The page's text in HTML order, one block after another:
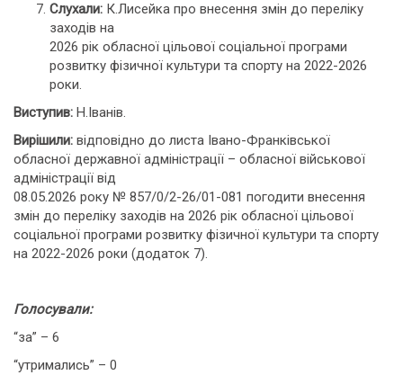
Слухали: К.Лисейка про внесення змін до переліку
заходів на
2026 рік обласної цільової соціальної програми
розвитку фізичної культури та спорту на 2022-2026
роки.
Виступив: Н.Іванів.
Вирішили: відповідно до листа Івано-Франківської
обласної державної адміністрації – обласної військової
адміністрації від
08.05.2026 року № 857/0/2-26/01-081 погодити внесення
змін до переліку заходів на 2026 рік обласної цільової
соціальної програми розвитку фізичної культури та спорту
на 2022-2026 роки (додаток 7).
Голосували:
“за” – 6
“утримались” – 0